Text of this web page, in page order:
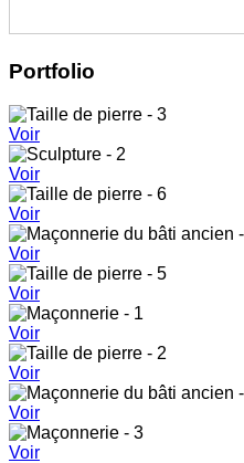
Portfolio
Voir
Voir
Voir
Voir
Voir
Voir
Voir
Voir
Voir